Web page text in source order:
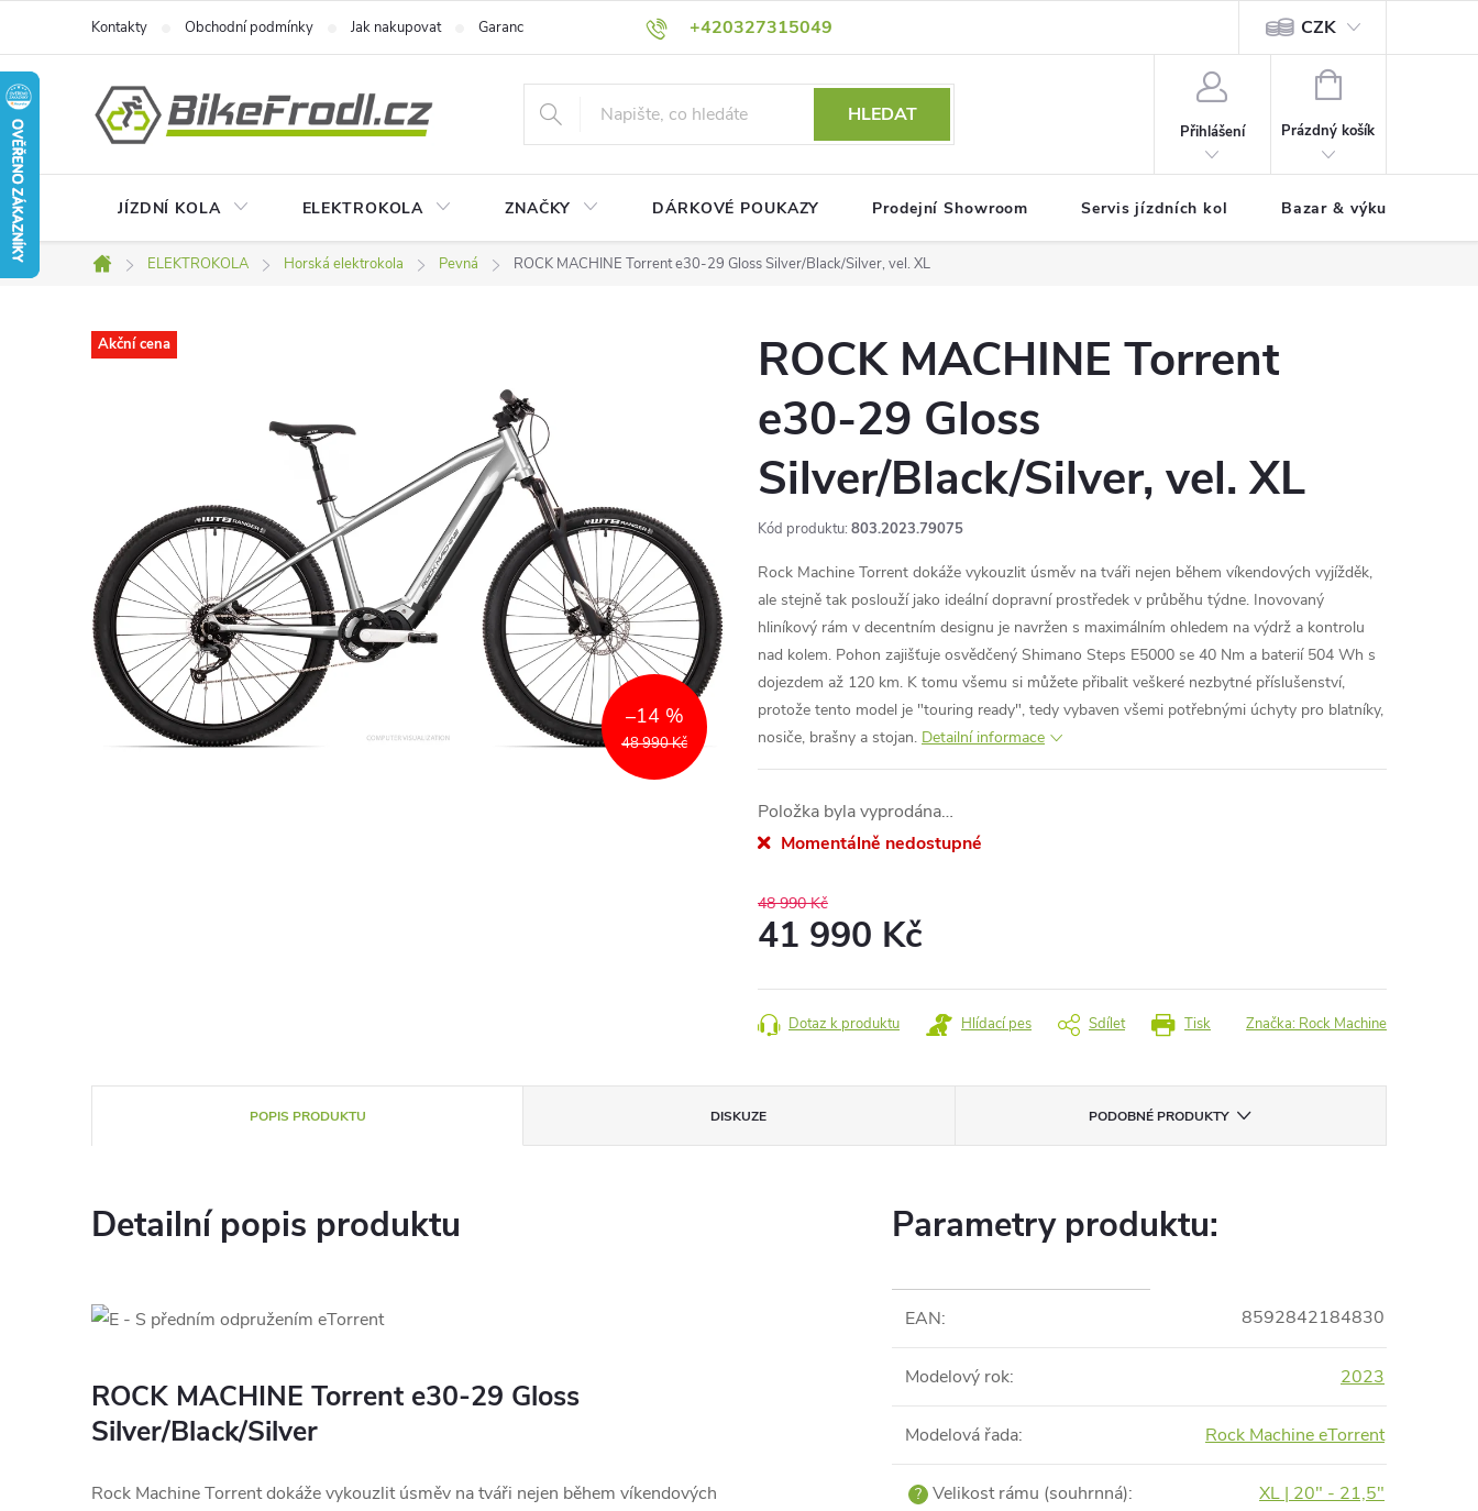
obsah
+420327315049
Kontakty Obchodní podmínky Jak nakupovat Garance nejnižší ceny! Podmínky ochrany osobních údajů CZK
HLEDAT
Přihlášení
NÁKUPNÍ
Prázdný košík
JÍZDNÍ KOLA ELEKTROKOLA ZNAČKY DÁRKOVÉ POUKAZY Prodejní Showroom Servis jízdních kol Bazar & výkup jízdních
Domů
ELEKTROKOLA Horská elektrokola Pevná ROCK MACHINE Torrent e30-29 Gloss Silver/Black/Silver, vel. XL
Akční cena
48 990 Kč
–14 %
ROCK MACHINE Torrent
e30-29 Gloss
Silver/Black/Silver, vel. XL
Kód produktu: 803.2023.79075
Rock Machine Torrent dokáže vykouzlit úsměv na tváři nejen během víkendových vyjížděk,
ale stejně tak poslouží jako ideální dopravní prostředek v průběhu týdne. Inovovaný
hliníkový rám v decentním designu je navržen s maximálním ohledem na výdrž a kontrolu
nad kolem. Pohon zajišťuje osvědčený Shimano Steps E5000 se 40 Nm a baterií 504 Wh s
dojezdem až 120 km. K tomu všemu si můžete přibalit veškeré nezbytné příslušenství,
protože tento model je "touring ready", tedy vybaven všemi potřebnými úchyty pro blatníky,
nosiče, brašny a stojan. Detailní informace
Položka byla vyprodána…
Momentálně nedostupné
48 990 Kč
41 990 Kč
cena:
Tisk
Dotaz k produktu Hlídací pes Sdílet Značka: Rock Machine
POPIS PRODUKTU DISKUZE PODOBNÉ PRODUKTY
Detailní popis produktu
ROCK MACHINE Torrent e30-29 Gloss
Silver/Black/Silver
Rock Machine Torrent dokáže vykouzlit úsměv na tváři nejen během víkendových
Parametry produktu:
EAN: 8592842184830
Modelový rok: 2023
Modelová řada: Rock Machine eTorrent
? Velikost rámu (souhrnná): XL | 20" - 21,5"